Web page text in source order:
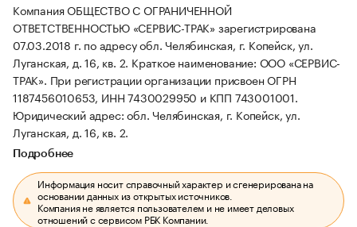
Компания ОБЩЕСТВО С ОГРАНИЧЕННОЙ
ОТВЕТСТВЕННОСТЬЮ «СЕРВИС-ТРАК» зарегистрирована
07.03.2018 г. по адресу обл. Челябинская, г. Копейск, ул.
Луганская, д. 16, кв. 2. Краткое наименование: ООО «СЕРВИС-
ТРАК». При регистрации организации присвоен ОГРН
1187456010653, ИНН 7430029950 и КПП 743001001.
Юридический адрес: обл. Челябинская, г. Копейск, ул.
Луганская, д. 16, кв. 2.
Подробнее
Информация носит справочный характер и сгенерирована на
основании данных из открытых источников.
Компания не является пользователем и не имеет деловых
отношений с сервисом РБК Компании.